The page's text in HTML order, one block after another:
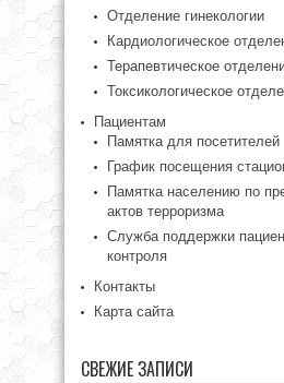
Отделение гинекологии
Кардиологическое
Терапевтическое
Токсикологическое
Пациентам
Памятка для посетителей
График посещения
Памятка населению по
актов терроризма
Служба поддержки
контроля
Контакты
Карта сайта
СВЕЖИЕ ЗАПИСИ